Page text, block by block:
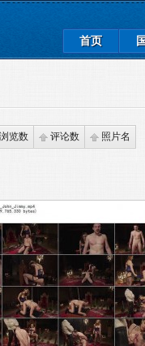
首页
浏览数 评论数 照片名